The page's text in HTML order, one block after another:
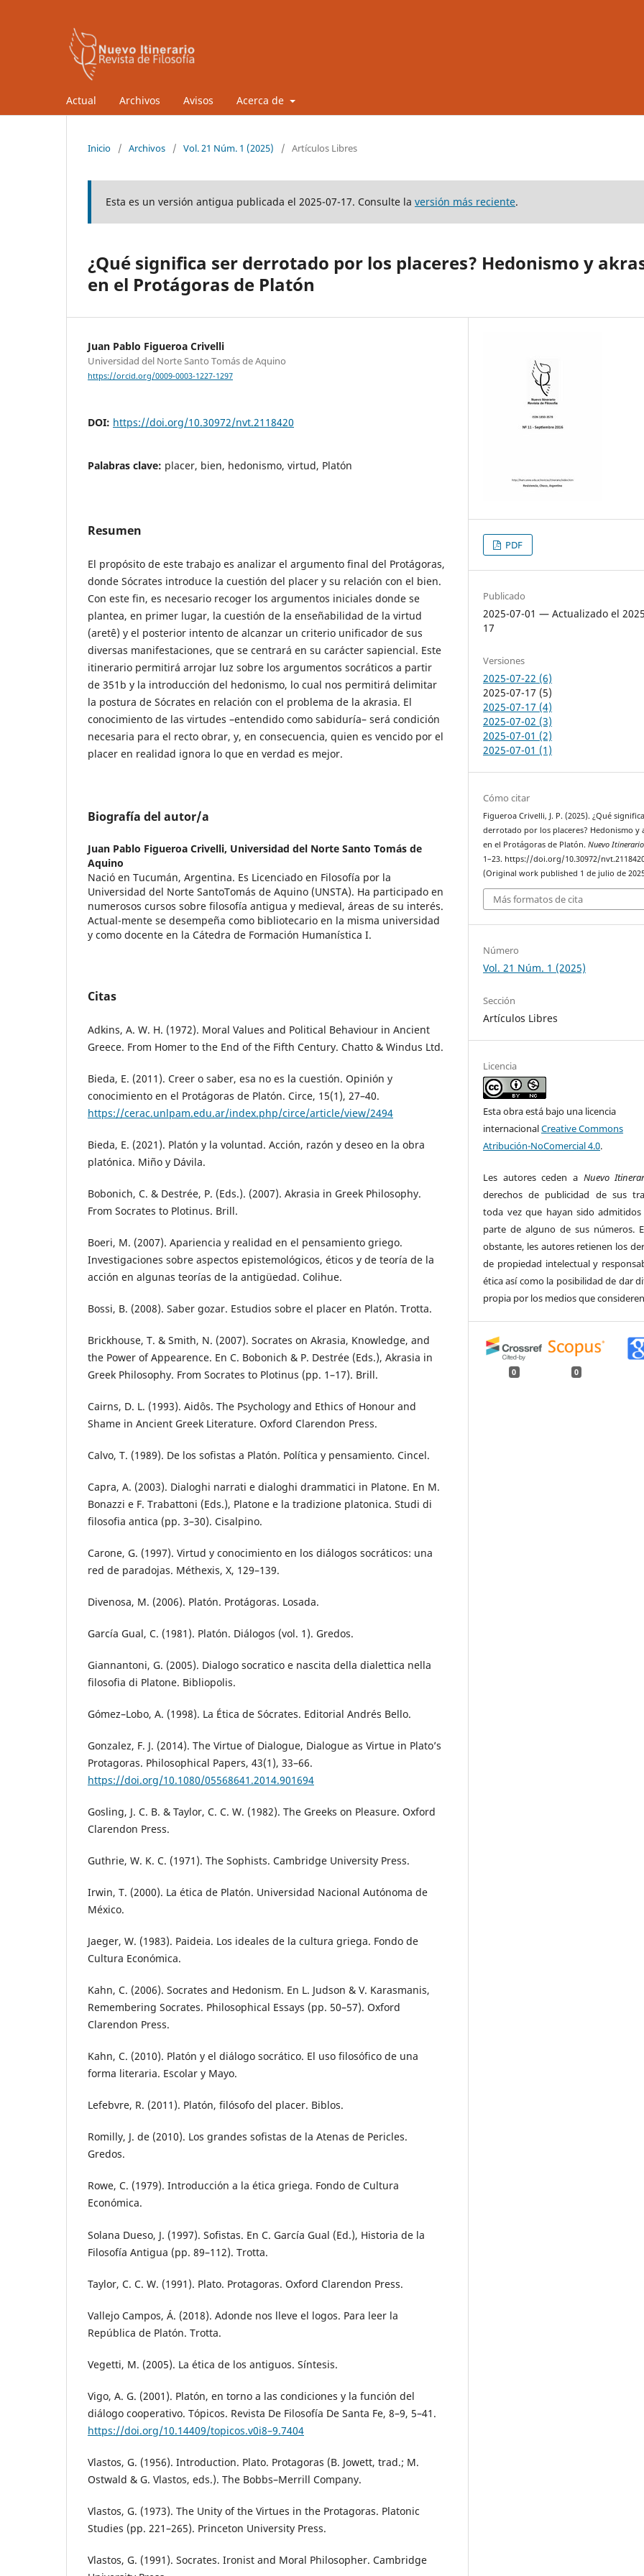
Actual Archivos Avisos Acerca de
Inicio / Archivos / Vol. 21 Núm. 1 (2025) / Artículos Libres
Esta es un versión antigua publicada el 2025-07-17. Consulte la versión más reciente.
¿Qué significa ser derrotado por los placeres? Hedonismo y
en el Protágoras de Platón
Juan Pablo Figueroa Crivelli
Universidad del Norte Santo Tomás de Aquino
https://orcid.org/0009-0003-1227-1297
DOI: https://doi.org/10.30972/nvt.2118420
Palabras clave: placer, bien, hedonismo, virtud, Platón
Resumen
El propósito de este trabajo es analizar el argumento final del Protágoras,
donde Sócrates introduce la cuestión del placer y su relación con el bien.
Con este fin, es necesario recoger los argumentos iniciales donde se
plantea, en primer lugar, la cuestión de la enseñabilidad de la virtud
(aretê) y el posterior intento de alcanzar un criterio unificador de sus
diversas manifestaciones, que se centrará en su carácter sapiencial. Este
itinerario permitirá arrojar luz sobre los argumentos socráticos a partir
de 351b y la introducción del hedonismo, lo cual nos permitirá delimitar
la postura de Sócrates en relación con el problema de la akrasia. El
conocimiento de las virtudes –entendido como sabiduría– será condición
necesaria para el recto obrar, y, en consecuencia, quien es vencido por el
placer en realidad ignora lo que en verdad es mejor.
Biografía del autor/a
Juan Pablo Figueroa Crivelli, Universidad del Norte Santo Tomás de
Aquino
Nació en Tucumán, Argentina. Es Licenciado en Filosofía por la
Universidad del Norte SantoTomás de Aquino (UNSTA). Ha participado en
numerosos cursos sobre filosofía antigua y medieval, áreas de su interés.
Actual-mente se desempeña como bibliotecario en la misma universidad
y como docente en la Cátedra de Formación Humanística I.
Citas
Adkins, A. W. H. (1972). Moral Values and Political Behaviour in Ancient
Greece. From Homer to the End of the Fifth Century. Chatto & Windus Ltd.
Bieda, E. (2011). Creer o saber, esa no es la cuestión. Opinión y
conocimiento en el Protágoras de Platón. Circe, 15(1), 27–40.
https://cerac.unlpam.edu.ar/index.php/circe/article/view/2494
Bieda, E. (2021). Platón y la voluntad. Acción, razón y deseo en la obra
platónica. Miño y Dávila.
Bobonich, C. & Destrée, P. (Eds.). (2007). Akrasia in Greek Philosophy.
From Socrates to Plotinus. Brill.
Boeri, M. (2007). Apariencia y realidad en el pensamiento griego.
Investigaciones sobre aspectos epistemológicos, éticos y de teoría de la
acción en algunas teorías de la antigüedad. Colihue.
Bossi, B. (2008). Saber gozar. Estudios sobre el placer en Platón. Trotta.
Brickhouse, T. & Smith, N. (2007). Socrates on Akrasia, Knowledge, and
the Power of Appearence. En C. Bobonich & P. Destrée (Eds.), Akrasia in
Greek Philosophy. From Socrates to Plotinus (pp. 1–17). Brill.
Cairns, D. L. (1993). Aidôs. The Psychology and Ethics of Honour and
Shame in Ancient Greek Literature. Oxford Clarendon Press.
Calvo, T. (1989). De los sofistas a Platón. Política y pensamiento. Cincel.
Capra, A. (2003). Dialoghi narrati e dialoghi drammatici in Platone. En M.
Bonazzi e F. Trabattoni (Eds.), Platone e la tradizione platonica. Studi di
filosofia antica (pp. 3–30). Cisalpino.
Carone, G. (1997). Virtud y conocimiento en los diálogos socráticos: una
red de paradojas. Méthexis, X, 129–139.
Divenosa, M. (2006). Platón. Protágoras. Losada.
García Gual, C. (1981). Platón. Diálogos (vol. 1). Gredos.
Giannantoni, G. (2005). Dialogo socratico e nascita della dialettica nella
filosofia di Platone. Bibliopolis.
Gómez–Lobo, A. (1998). La Ética de Sócrates. Editorial Andrés Bello.
Gonzalez, F. J. (2014). The Virtue of Dialogue, Dialogue as Virtue in Plato’s
Protagoras. Philosophical Papers, 43(1), 33–66.
https://doi.org/10.1080/05568641.2014.901694
Gosling, J. C. B. & Taylor, C. C. W. (1982). The Greeks on Pleasure. Oxford
Clarendon Press.
Guthrie, W. K. C. (1971). The Sophists. Cambridge University Press.
Irwin, T. (2000). La ética de Platón. Universidad Nacional Autónoma de
México.
Jaeger, W. (1983). Paideia. Los ideales de la cultura griega. Fondo de
Cultura Económica.
Kahn, C. (2006). Socrates and Hedonism. En L. Judson & V. Karasmanis,
Remembering Socrates. Philosophical Essays (pp. 50–57). Oxford
Clarendon Press.
Kahn, C. (2010). Platón y el diálogo socrático. El uso filosófico de una
forma literaria. Escolar y Mayo.
Lefebvre, R. (2011). Platón, filósofo del placer. Biblos.
Romilly, J. de (2010). Los grandes sofistas de la Atenas de Pericles.
Gredos.
Rowe, C. (1979). Introducción a la ética griega. Fondo de Cultura
Económica.
Solana Dueso, J. (1997). Sofistas. En C. García Gual (Ed.), Historia de la
Filosofía Antigua (pp. 89–112). Trotta.
Taylor, C. C. W. (1991). Plato. Protagoras. Oxford Clarendon Press.
Vallejo Campos, Á. (2018). Adonde nos lleve el logos. Para leer la
República de Platón. Trotta.
Vegetti, M. (2005). La ética de los antiguos. Síntesis.
Vigo, A. G. (2001). Platón, en torno a las condiciones y la función del
diálogo cooperativo. Tópicos. Revista De Filosofía De Santa Fe, 8–9, 5–41.
https://doi.org/10.14409/topicos.v0i8–9.7404
Vlastos, G. (1956). Introduction. Plato. Protagoras (B. Jowett, trad.; M.
Ostwald & G. Vlastos, eds.). The Bobbs–Merrill Company.
Vlastos, G. (1973). The Unity of the Virtues in the Protagoras. Platonic
Studies (pp. 221–265). Princeton University Press.
Vlastos, G. (1991). Socrates. Ironist and Moral Philosopher. Cambridge
PDF
Publicado
2025-07-01 — Actualizado el
17
Versiones
2025-07-22 (6)
2025-07-17 (5)
2025-07-17 (4)
2025-07-02 (3)
2025-07-01 (2)
2025-07-01 (1)
Cómo citar
Figueroa Crivelli, J. P. (2025). ¿Qué
derrotado por los placeres? Hedonismo y
en el Protágoras de Platón.Nuevo Itinerario
1–23. https://doi.org/10.30972/
(Original work published 1 de julio de
Más formatos de cita
Número
Vol. 21 Núm. 1 (2025)
Sección
Artículos Libres
Licencia
Esta obra está bajo una licencia
internacionalCreative Commons
Atribución-NoComercial 4.0.
Les autores ceden a Nuevo
derechos de publicidad de sus
toda vez que hayan sido
parte de alguno de sus números.
obstante, les autores retienen los
de propiedad intelectual y
ética así como la posibilidad de dar
propia por los medios que
0 0